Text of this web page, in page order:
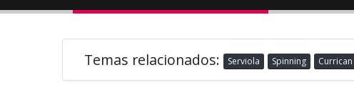
Temas relacionados: Serviola Spinning Currican